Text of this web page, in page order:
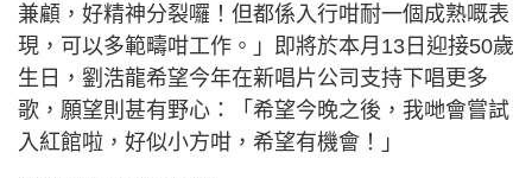
兼顧，好精神分裂囉！但都係入行咁耐一個成熟嘅表
現，可以多範疇咁工作。」即將於本月13日迎接50歲
生日，劉浩龍希望今年在新唱片公司支持下唱更多
歌，願望則甚有野心：「希望今晚之後，我哋會嘗試
入紅館啦，好似小方咁，希望有機會！」